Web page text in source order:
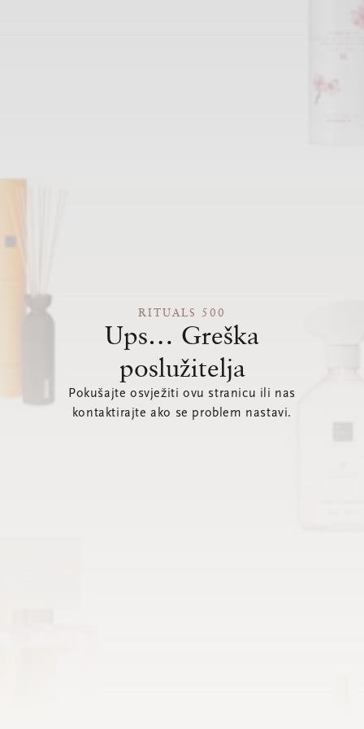
RITUALS 500
Ups… Greška
poslužitelja
Pokušajte osvježiti ovu stranicu ili nas
kontaktirajte ako se problem nastavi.